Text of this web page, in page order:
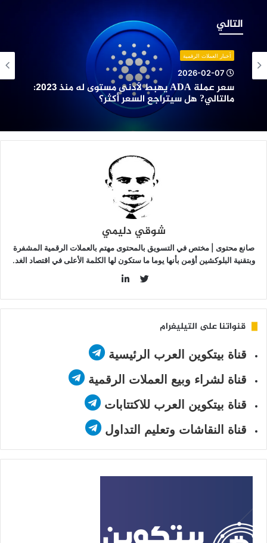
التالي
لأدنى
مستوى
له
هل
سيتراجع
أخبار العملات الرقمية
2026-02-07
سعر عملة ADA يهبط لأدنى مستوى له منذ 2023:
مالتالي? هل سيتراجع السعر أكثر؟
شوقي دليمي
صانع محتوى | مختص في التسويق بالمحتوى مهتم بالعملات الرقمية المشفرة
وبتقنية البلوكشين أؤمن بأنها يوما ما ستكون لها الكلمة الأعلى في اقتصاد الغد.
قنواتنا على التيليغرام
قناة بيتكوين العرب الرئيسية
قناة لشراء وبيع العملات الرقمية
قناة بيتكوين العرب للاكتتابات
قناة النقاشات وتعليم التداول